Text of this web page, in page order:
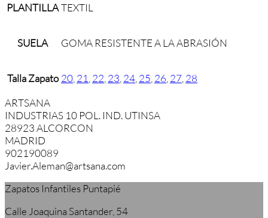
PLANTILLATEXTIL
SUELA GOMA RESISTENTE A LA ABRASIÓN
Talla Zapato 20 21 22 23 24 25 26 27 28
ARTSANA
INDUSTRIAS 10 POL. IND. UTINSA
28923 ALCORCON
MADRID
902190089
Javier.Aleman@artsana.com
Zapatos Infantiles Puntapié
Calle Joaquina Santander, 54